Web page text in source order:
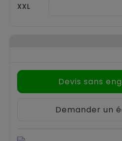
XXL
Devis sans
Demander un